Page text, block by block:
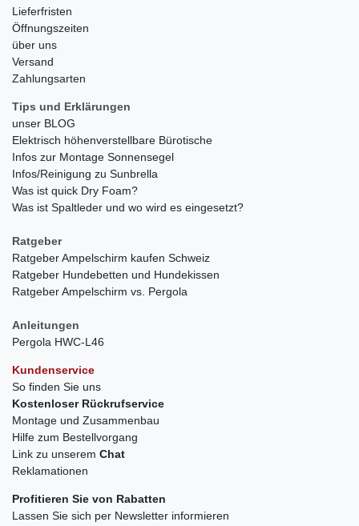
Lieferfristen
Öffnungszeiten
über uns
Versand
Zahlungsarten
Tips und Erklärungen
unser BLOG
Elektrisch höhenverstellbare Bürotische
Infos zur Montage Sonnensegel
Infos/Reinigung zu Sunbrella
Was ist quick Dry Foam?
Was ist Spaltleder und wo wird es eingesetzt?
Ratgeber
Ratgeber Ampelschirm kaufen Schweiz
Ratgeber Hundebetten und Hundekissen
Ratgeber Ampelschirm vs. Pergola
Anleitungen
Pergola HWC-L46
Kundenservice
So finden Sie uns
Kostenloser Rückrufservice
Montage und Zusammenbau
Hilfe zum Bestellvorgang
Link zu unserem Chat
Reklamationen
Profitieren Sie von Rabatten
Lassen Sie sich per Newsletter informieren